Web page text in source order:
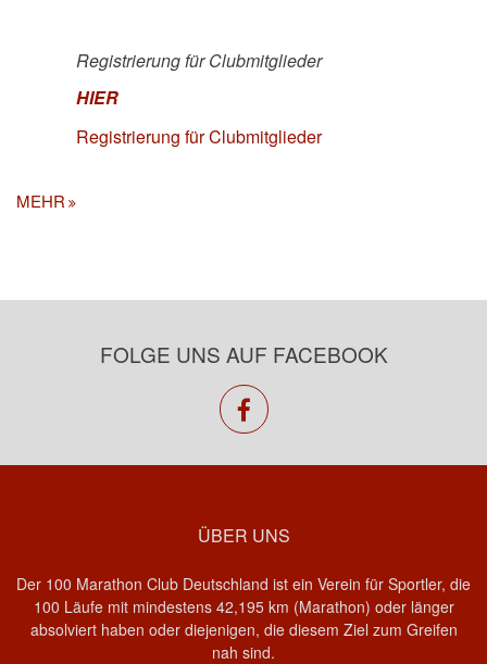
Registrierung für Clubmitglieder
HIER
Registrierung für Clubmitglieder
MEHR
FOLGE UNS AUF FACEBOOK
facebook
ÜBER UNS
Der 100 Marathon Club Deutschland ist ein Verein für Sportler, die
100 Läufe mit mindestens 42,195 km (Marathon) oder länger
absolviert haben oder diejenigen, die diesem Ziel zum Greifen
nah sind.